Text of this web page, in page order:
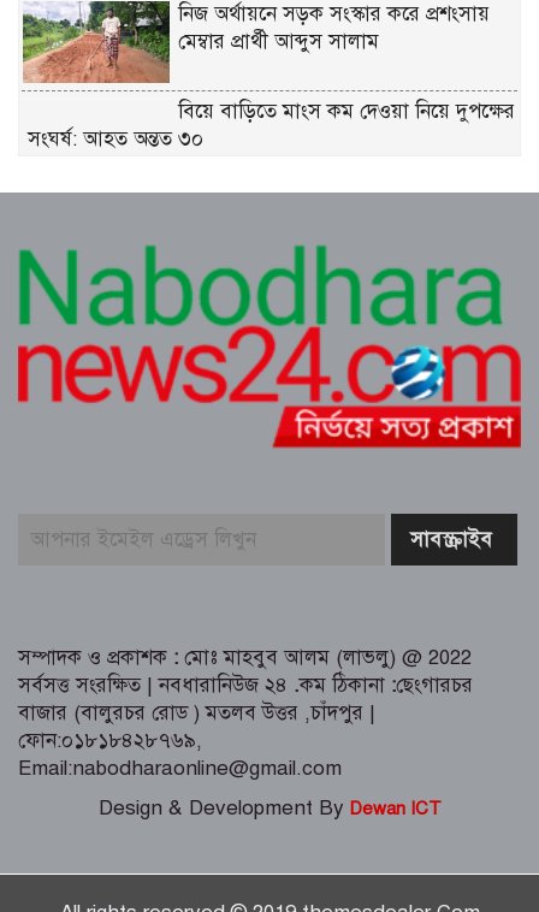
নিজ অর্থায়নে সড়ক সংস্কার করে প্রশংসায়
মেম্বার প্রার্থী আব্দুস সালাম
বিয়ে বাড়িতে মাংস কম দেওয়া নিয়ে দুপক্ষের
সংঘর্ষ: আহত অন্তত ৩০ ​
প্রকৃতির কোলে সংস্কৃতির মিলনমেলায়
প্রতিদিনই ইতিহাস লিখছে কুমিল্লার সুপ্রভাত
মঞ্চ
ত্রিশালে পরিচ্ছন্নতা সচেতনতায় ‘ক্লিন ত্রিশাল-
ক্লিন ময়মনসিংহ’ ক্যাম্পেইন
মেহেদী হাসান খালাস
জুলাই গণঅভ্যুত্থান উপলক্ষে ত্রিশালে আহত
সম্পাদক ও প্রকাশক : মোঃ মাহবুব আলম (লাভলু) @ 2022
সর্বসত্ত সংরক্ষিত | নবধারানিউজ ২৪ .কম ঠিকানা :ছেংগারচর
বাজার (বালুরচর রোড ) মতলব উত্তর ,চাঁদপুর |
ফোন:০১৮১৮৪২৮৭৬৯,
Email:nabodharaonline@gmail.com
Design & Development By Dewan ICT